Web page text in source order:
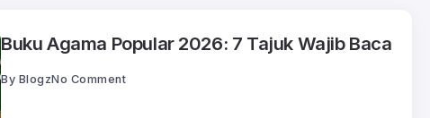
Buku Agama Popular 2026: 7 Tajuk Wajib Baca
By BlogzNo Comment